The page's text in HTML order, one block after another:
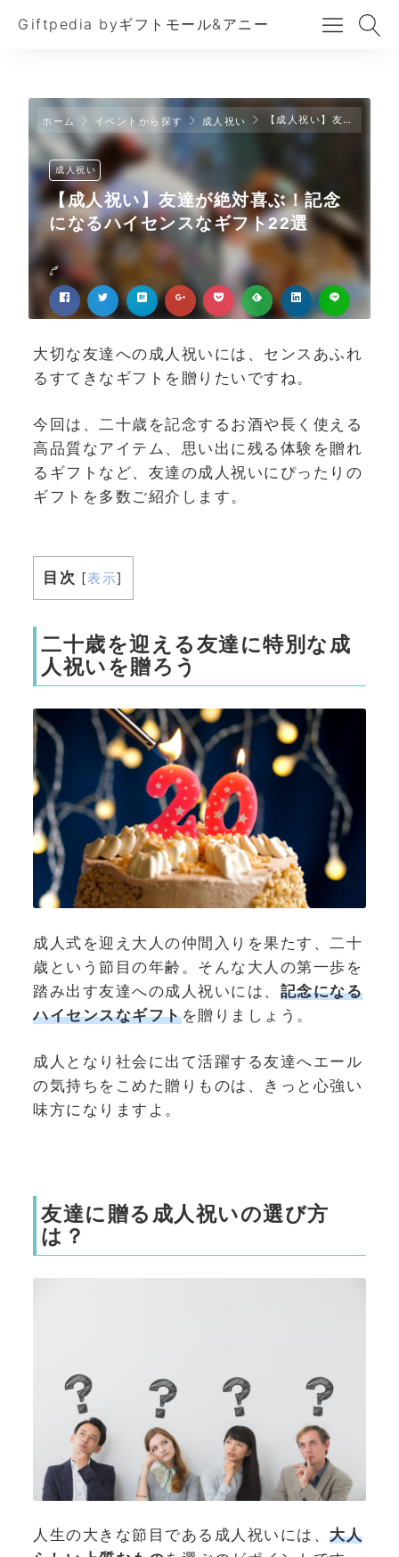
Giftpedia byギフトモール&アニー
ホーム イベントから探す 成人祝い 【成人祝い】友達が絶対喜ぶ！記念になるハイセンスなギフト22選
成人祝い
【成人祝い】友達が絶対喜ぶ！記念
になるハイセンスなギフト22選
大切な友達への成人祝いには、センスあふれ
るすてきなギフトを贈りたいですね。
今回は、二十歳を記念するお酒や長く使える
高品質なアイテム、思い出に残る体験を贈れ
るギフトなど、友達の成人祝いにぴったりの
ギフトを多数ご紹介します。
目次 [表示]
二十歳を迎える友達に特別な成
人祝いを贈ろう
成人式を迎え大人の仲間入りを果たす、二十
歳という節目の年齢。そんな大人の第一歩を
踏み出す友達への成人祝いには、 記念になる
ハイセンスなギフトを贈りましょう。
成人となり社会に出て活躍する友達へエール
の気持ちをこめた贈りものは、きっと心強い
味方になりますよ。
友達に贈る成人祝いの選び方
は？
人生の大きな節目である成人祝いには、 大人